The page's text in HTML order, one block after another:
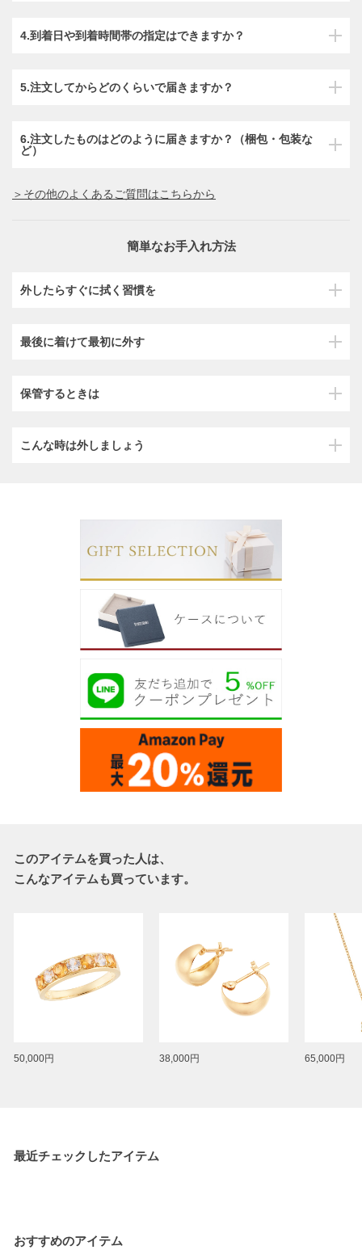
4.到着日や到着時間帯の指定はできますか？
5.注文してからどのくらいで届きますか？
6.注文したものはどのように届きますか？（梱包・包装な
ど）
＞その他のよくあるご質問はこちらから
簡単なお手入れ方法
外したらすぐに拭く習慣を
最後に着けて最初に外す
保管するときは
こんな時は外しましょう
このアイテムを買った人は、
こんなアイテムも買っています。
50,000円 38,000円 65,000円
最近チェックしたアイテム
おすすめのアイテム